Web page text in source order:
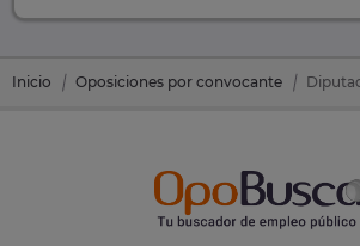
Inicio Oposiciones por convocante